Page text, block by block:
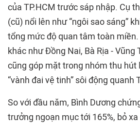
của TP.HCM trước sáp nhập. Cụ
(cũ) nổi lên như “ngôi sao sáng”
tổng mức độ quan tâm toàn
khác như Đồng Nai, Bà Rịa - Vũng
cũng góp mặt trong nhóm thu hút
“vành đai vệ tinh” sôi động quanh
So với đầu năm, Bình Dương
trưởng ngoạn mục tới 165%, bỏ